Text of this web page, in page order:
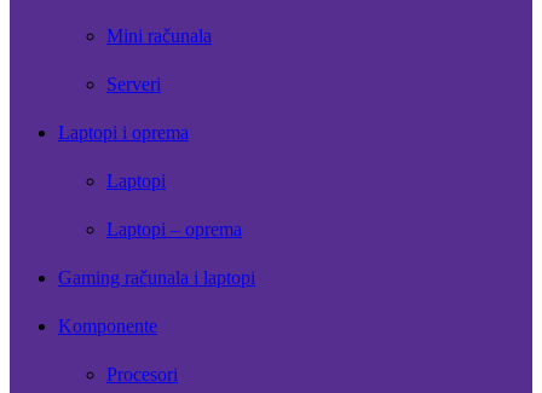
Mini računala
Serveri
Laptopi i oprema
Laptopi
Laptopi – oprema
Gaming računala i laptopi
Komponente
Procesori